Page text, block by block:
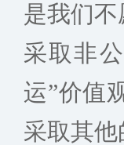
是我们
采取非
运”价值
采取其